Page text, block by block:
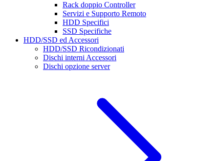
Rack doppio Controller
Servizi e Supporto Remoto
HDD Specifici
SSD Specifiche
HDD/SSD ed Accessori
HDD/SSD Ricondizionati
Dischi interni Accessori
Dischi opzione server